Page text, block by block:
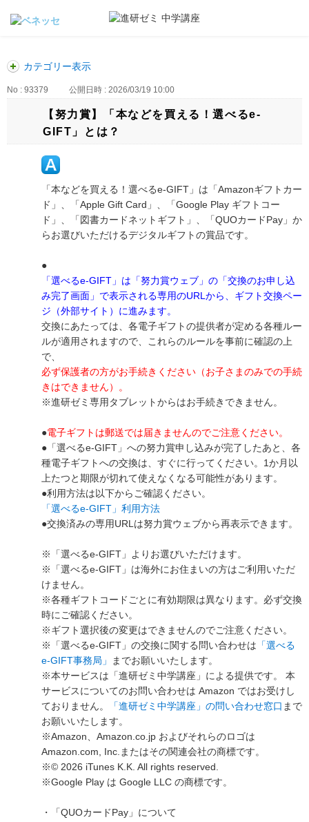
カテゴリー表示
No : 93379 公開日時 : 2026/03/19 10:00
【努力賞】「本などを買える！選べるe-
GIFT」とは？
「本などを買える！選べるe-GIFT」は「Amazonギフトカー
ド」、「Apple Gift Card」、「Google Play ギフトコー
ド」、「図書カードネットギフト」、「QUOカードPay」か
らお選びいただけるデジタルギフトの賞品です。
●
「選べるe-GIFT」は「努力賞ウェブ」の「交換のお申し込
み完了画面」で表示される専用のURLから、ギフト交換ペー
ジ（外部サイト）に進みます。
交換にあたっては、各電子ギフトの提供者が定める各種ルー
ルが適用されますので、これらのルールを事前に確認の上
で、
必ず保護者の方がお手続きください（お子さまのみでの手続
きはできません）。
※進研ゼミ専用タブレットからはお手続きできません。
●電子ギフトは郵送では届きませんのでご注意ください。
●「選べるe-GIFT」への努力賞申し込みが完了したあと、各
種電子ギフトへの交換は、すぐに行ってください。1か月以
上たつと期限が切れて使えなくなる可能性があります。
●利用方法は以下からご確認ください。
「選べるe-GIFT」利用方法
●交換済みの専用URLは努力賞ウェブから再表示できます。
※「選べるe-GIFT」よりお選びいただけます。
※「選べるe-GIFT」は海外にお住まいの方はご利用いただ
けません。
※各種ギフトコードごとに有効期限は異なります。必ず交換
時にご確認ください。
※ギフト選択後の変更はできませんのでご注意ください。
※「選べるe-GIFT」の交換に関する問い合わせは 「選べる
e-GIFT事務局」
までお願いいたします。
※本サービスは「進研ゼミ中学講座」による提供です。 本
サービスについてのお問い合わせは Amazon ではお受けし
ておりません。
「進研ゼミ中学講座」の問い合わせ窓口 まで
お願いいたします。
※Amazon、Amazon.co.jp およびそれらのロゴは
Amazon.com, Inc.またはその関連会社の商標です。
※© 2026 iTunes K.K. All rights reserved.
※Google Play は Google LLC の商標です。
・「QUOカードPay」について